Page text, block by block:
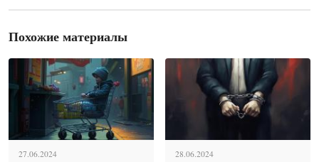
Похожие материалы
27.06.2024 28.06.2024